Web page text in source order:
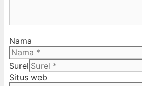
Nama
Surel
Situs web